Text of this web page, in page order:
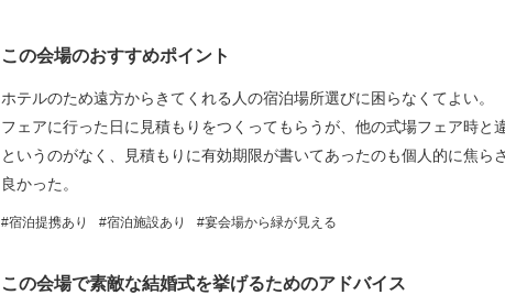
この会場のおすすめポイント
ホテルのため遠方からきてくれる人の宿泊場所選びに困らなくてよい。
フェアに行った日に見積もりをつくってもらうが、他の式場フェア時と
というのがなく、見積もりに有効期限が書いてあったのも個人的に焦ら
良かった。
宿泊提携あり 宿泊施設あり 宴会場から緑が見える
この会場で素敵な結婚式を挙げるためのアドバイス